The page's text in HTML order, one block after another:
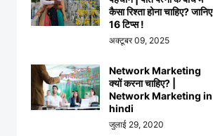
कैसा रिश्ता होना चाहिए? जानिए
16 टिप्स !
अक्टूबर 09, 2025
Network Marketing
क्यों करना चाहिए? |
Network Marketing in
hindi
जुलाई 29, 2020